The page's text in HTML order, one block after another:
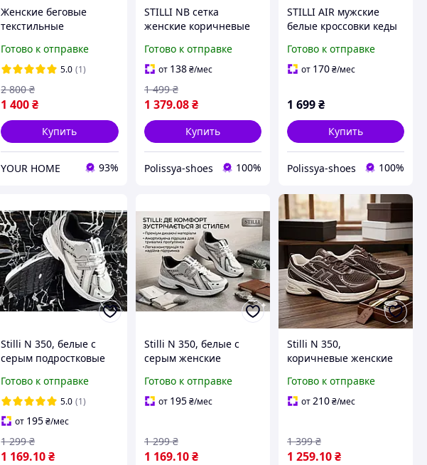
Женские беговые
текстильные
кроссовки на девушку,
женские кроссовки для
Готово к отправке
5.0 (1)
1 400₴
2 800 ₴
Купить
YOUR HOME 93%
STILLI NB сетка
женские коричневые
Готово к отправке
от 138 ₴/мес
1 379.08 ₴
1 499 ₴
Купить
Polissya-shoes 100%
STILLI AIR мужские
белые кроссовки кеды
Готово к отправке
от 170₴/мес
1 699₴
Купить
Polissya-shoes 100%
Stilli N 350, белые с
серым подростковые
Готово к отправке
5.0 (1)
от 195₴/мес
1 169.10₴
1 299 ₴
Stilli N 350, белые с
серым женские
Готово к отправке
от 195 ₴/мес
1 169.10 ₴
1 299 ₴
Stilli N 350,
коричневые женские
Готово к отправке
от210₴/мес
1 259.10₴
1 399 ₴